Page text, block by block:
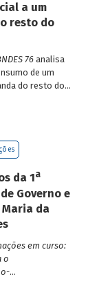
a um
resto do
76analisa
de um
do resto do
da 1a
Governo e
Maria da
em curso:
o